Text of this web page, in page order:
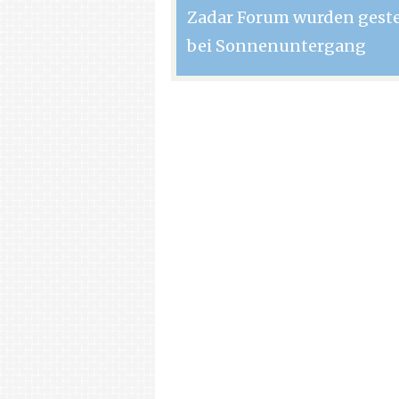
Zadar Forum wurden
bei Sonnenuntergang